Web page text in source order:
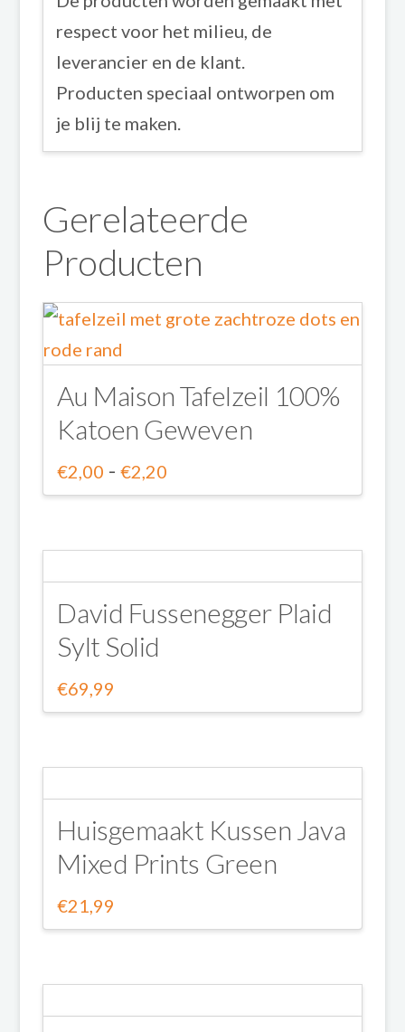
respect voor het milieu, de
leverancier en de klant.
Producten speciaal ontworpen om
je blij te maken.
Gerelateerde
Producten
Au Maison Tafelzeil 100%
Katoen Geweven
€2,00 - €2,20
€2,00
Dit
meerdere
variaties.
Deze
optie
worden
op
de
productpagina
David Fussenegger Plaid
Sylt Solid
€69,99
Dit
meerdere
variaties.
Deze
optie
Huisgemaakt Kussen Java
Mixed Prints Green
€21,99